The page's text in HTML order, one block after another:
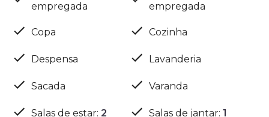
empregada
empregada
Copa Cozinha
Despensa Lavanderia
Sacada Varanda
Salas de estar: 2 Salas de jantar: 1